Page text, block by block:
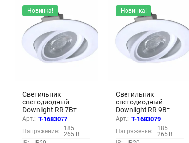
Новинка!
Светильник
светодиодный
Downlight RR 7Вт
180-265В 4000К
кругл. поворотн.
панель бел.
КОСМОС
Арт.: T-1683077
Напряжение:
185 —
265 В
Новинка!
Светильник
светодиодный
Downlight RR 9Вт
180-265В 4000К
кругл. поворотн.
панель бел.
КОСМОС
Арт.: T-1683079
Напряжение:
185 —
265 В